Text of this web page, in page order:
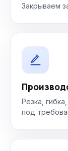
Закрываем
Резка,
под